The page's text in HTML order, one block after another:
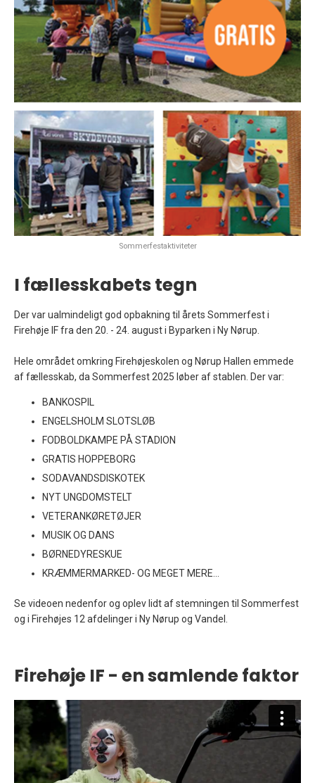
Sommerfestaktiviteter
I fællesskabets tegn
Der var ualmindeligt god opbakning til årets Sommerfest i
Firehøje IF fra den 20. - 24. august i Byparken i Ny Nørup.
Hele området omkring Firehøjeskolen og Nørup Hallen emmede
af fællesskab, da Sommerfest 2025 løber af stablen. Der var:
BANKOSPIL
ENGELSHOLM SLOTSLØB
FODBOLDKAMPE PÅ STADION
GRATIS HOPPEBORG
SODAVANDSDISKOTEK
NYT UNGDOMSTELT
VETERANKØRETØJER
MUSIK OG DANS
BØRNEDYRESKUE
KRÆMMERMARKED- OG MEGET MERE...
Se videoen nedenfor og oplev lidt af stemningen til Sommerfest
og i Firehøjes 12 afdelinger i Ny Nørup og Vandel.
Firehøje IF - en samlende faktor